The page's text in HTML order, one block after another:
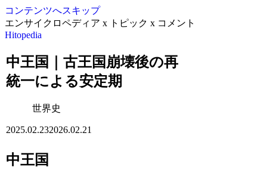
コンテンツへスキップ
エンサイクロペディア x トピック x コメント
Hitopedia
中王国｜古王国崩壊後の再
統一による安定期
世界史
2025.02.232026.02.21
中王国